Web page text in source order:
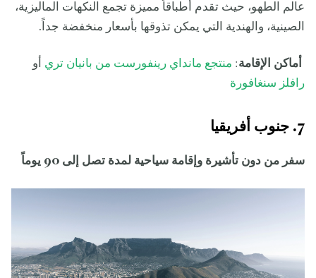
عالم الطهو، حيث تقدم أطباقاً مميزة تجمع النكهات الماليزية،
الصينية، والهندية التي يمكن تذوقها بأسعار منخفضة جداً.
أماكن الإقامة: منتجع مانداي رينفورست من بانيان تري أو
رافلز سنغافورة
7. جنوب أفريقيا
سفر من دون تأشيرة وإقامة سياحية لمدة تصل إلى 90 يوماً